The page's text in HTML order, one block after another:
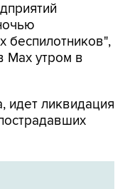
беспилотников",
Max утром в
ликвидация